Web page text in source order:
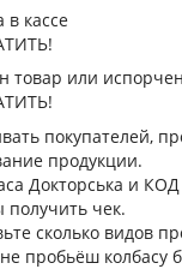
в кассе
товар или испорчен
покупателей,
продукции.
Докторська и
чек.
сколько видов
пробьёш колбасу